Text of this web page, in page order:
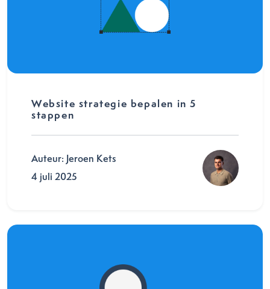
Website strategie bepalen in 5
stappen
Auteur: Jeroen Kets
4 juli 2025